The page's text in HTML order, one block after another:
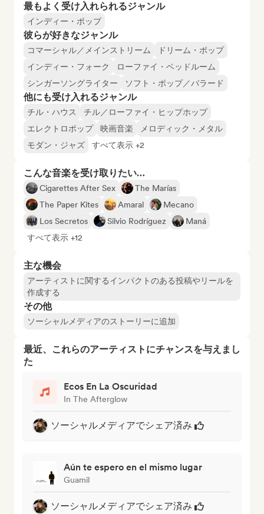
最もよく受け入れられるジャンル
インディー・ポップ
彼らが好きなジャンル
コマーシャル／メインストリーム
ドリーム・ポップ
インディー・フォーク
ローファイ・ベッドルーム
シンガーソングライター
ソフト・ポップ／バラード
他にも受け入れるジャンル
チル・ハウス
チル／ローファイ・ヒップホップ
エレクトロポップ
映画音楽
メロディック・メタル
モダン・ジャズ
すべて表示 +2
こんな音楽を受け取りたい…
Cigarettes After Sex
The Marías
The Paper Kites
Amaral
Mecano
Los Secretos
Silvio Rodríguez
Maná
すべて表示 +12
主な機会
アーティストに関するインパクトのある投稿やリールを
作成する
その他
ソーシャルメディアのストーリーに追加
最近、これらのアーティストにチャンスを与えまし
た
Ecos En La Oscuridad
In The Afterglow
ソーシャルメディアでシェア済み
Aún te espero en el mismo lugar
Guamil
ソーシャルメディアでシェア済み